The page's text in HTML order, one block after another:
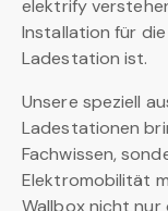
elektrify
Installation für
Ladestation ist.
Unsere speziell
Ladestationen
Fachwissen,
Elektromobilität
Wallbox nicht